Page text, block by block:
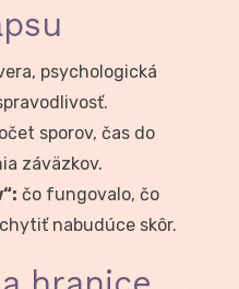
psychologická
sporov, čas do
záväzkov.
čo fungovalo, čo
nabudúce skôr.